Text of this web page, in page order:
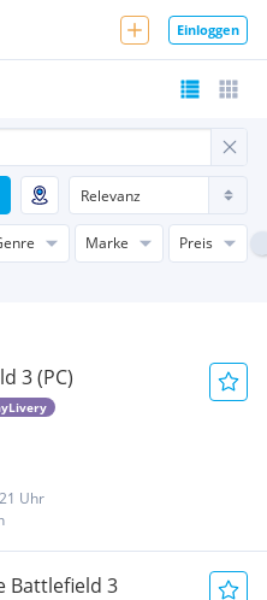
Einloggen
Marke
Preis
3 (PC)
Uhr
Battlefield 3